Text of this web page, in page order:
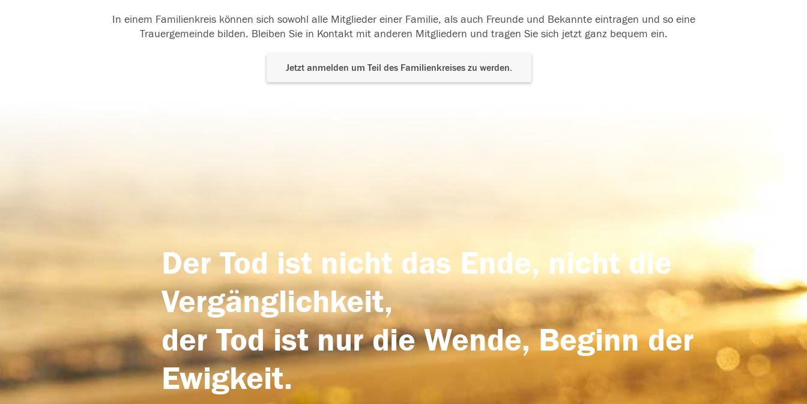
In einem Familienkreis können sich sowohl alle Mitglieder einer Familie, als auch Freunde und Bekannte eintragen und so eine
Trauergemeinde bilden. Bleiben Sie in Kontakt mit anderen Mitgliedern und tragen Sie sich jetzt ganz bequem ein.
Jetzt anmelden um Teil des Familienkreises zu werden.
Der Tod ist nicht das Ende, nicht die
Vergänglichkeit,
der Tod ist nur die Wende, Beginn der
Ewigkeit.